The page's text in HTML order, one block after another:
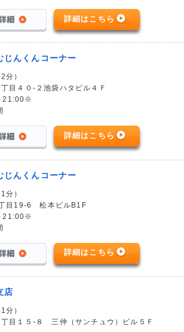
詳細はこちら
じんくんコーナー
分）
目４０-２池袋ハタビル４Ｆ
21:00※
詳細はこちら
じんくんコーナー
分）
目19-6 松本ビルB1F
21:00※
詳細はこちら
店
分）
目１５-８ 三仲（サンチュウ）ビル５Ｆ